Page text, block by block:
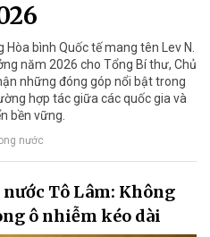
Hòa bình Quốc tế mang tên Lev N.
năm 2026 cho Tổng Bí thư, Chủ
những đóng góp nổi bật trong
hợp tác giữa các quốc gia và
bền vững.
nước
Tô Lâm: Không
ô nhiễm kéo dài